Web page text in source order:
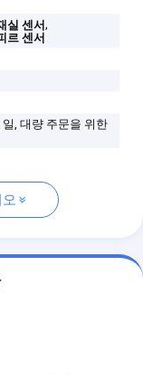
실 센서,
르 센서
, 대량 주문을 위한